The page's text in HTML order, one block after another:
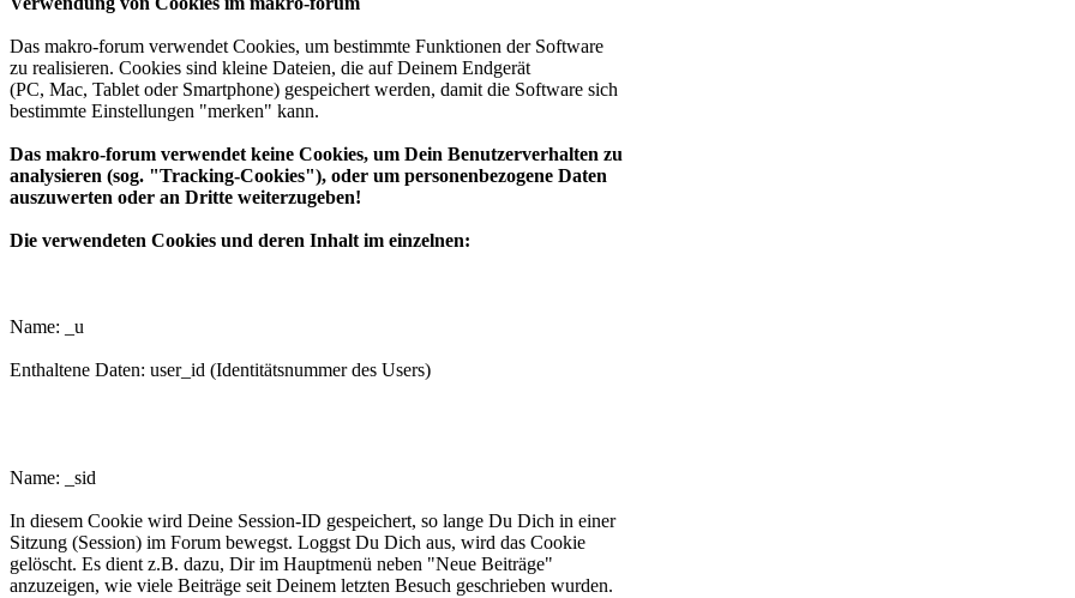
Das makro-forum verwendet Cookies, um bestimmte Funktionen der Software
zu realisieren. Cookies sind kleine Dateien, die auf Deinem Endgerät
(PC, Mac, Tablet oder Smartphone) gespeichert werden, damit die Software sich
bestimmte Einstellungen "merken" kann.
Das makro-forum verwendet keine Cookies, um Dein Benutzerverhalten zu
analysieren (sog. "Tracking-Cookies"), oder um personenbezogene Daten
auszuwerten oder an Dritte weiterzugeben!
Die verwendeten Cookies und deren Inhalt im einzelnen:
Name: _u
Enthaltene Daten: user_id (Identitätsnummer des Users)
Name: _sid
In diesem Cookie wird Deine Session-ID gespeichert, so lange Du Dich in einer
Sitzung (Session) im Forum bewegst. Loggst Du Dich aus, wird das Cookie
gelöscht. Es dient z.B. dazu, Dir im Hauptmenü neben "Neue Beiträge"
anzuzeigen, wie viele Beiträge seit Deinem letzten Besuch geschrieben wurden.